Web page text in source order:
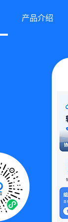
产品介绍